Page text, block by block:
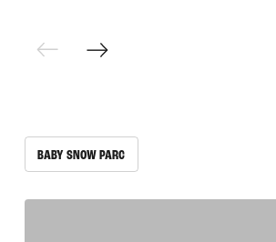
BABY SNOW PARC